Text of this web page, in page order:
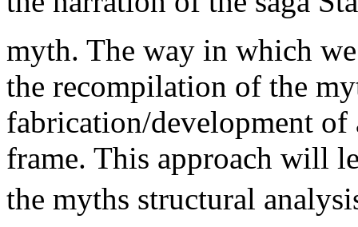
myth. The way in which
the recompilation of the
fabrication/development
frame. This approach will
the myths structural